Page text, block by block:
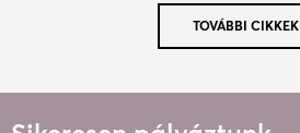
TOVÁBBI CIKKEK